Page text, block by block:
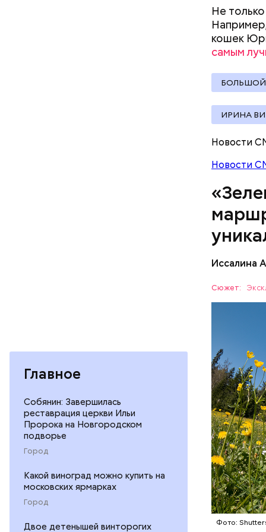
Главное
Собянин: Завершилась
реставрация церкви Ильи
Пророка на Новгородском
подворье
Город
Какой виноград можно купить на
московских ярмарках
Город
Двое детенышей винторогих
Не
кошек
самым
ИРИНА
Новости
Новости
Иссалина
Сюжет:
Фото:
Как
кольцо»
участки
СПОРТ
На
претендовать и какие нужны